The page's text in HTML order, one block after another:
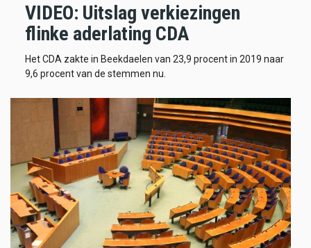
VIDEO: Uitslag verkiezingen
flinke aderlating CDA
Het CDA zakte in Beekdaelen van 23,9 procent in 2019 naar
9,6 procent van de stemmen nu.